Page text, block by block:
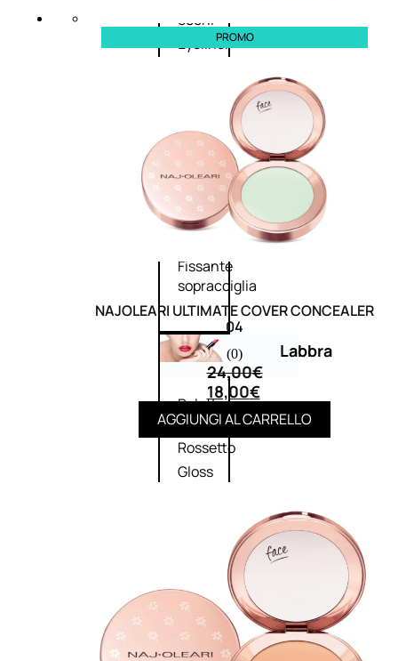
occhi
Eyeliner
Antiocchiaie
e correttori
Matita
sopracciglia
Mascara
sopracciglia
Fissante
sopracciglia
Labbra
Palette
labbra
Rossetto
Gloss
Rimpolpante
Balsamo
BB e
CC
Cream
PROMO
NAJOLEARI ULTIMATE COVER CONCEALER
04
(0)
24,00€
18,00€
AGGIUNGI AL CARRELLO